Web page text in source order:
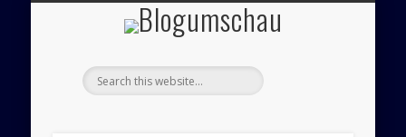
ÜBER UNS – BLOGUMSCHAU
ZEICHNUNGEN